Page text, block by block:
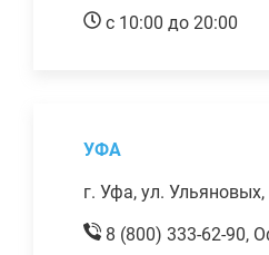
с 10:00 до 20:00
УФА
г. Уфа, ул. Ульяновых,
8 (800) 333-62-90,